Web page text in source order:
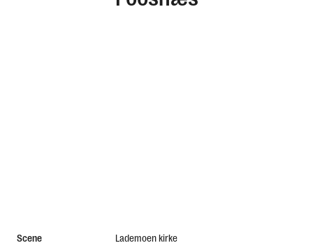
Scene
Lademoen kirke